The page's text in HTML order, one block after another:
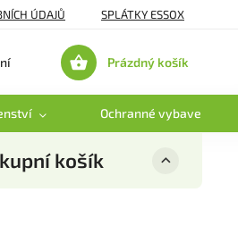
ÚDAJŮ SPLÁTKY ESSOX
Nákupní
Prázdný košík
Ochranné vybavení
košík